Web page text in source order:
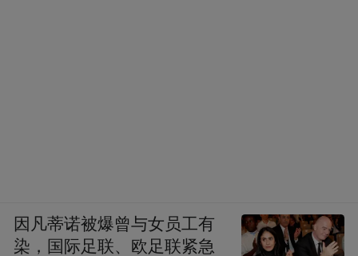
因凡蒂诺被爆曾与女员工有
染，国际足联、欧足联紧急